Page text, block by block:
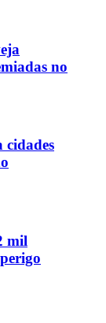
no
cidades
mil